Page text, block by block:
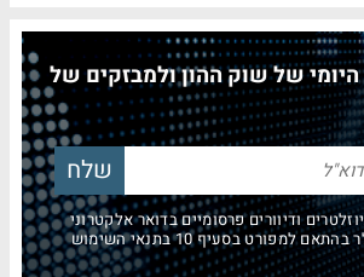
של שוק ההון ולמבזקים של
ודיוורים פרסומיים בדואר אלקטרוני
למפורט בסעיף 10 בתנאי השימוש